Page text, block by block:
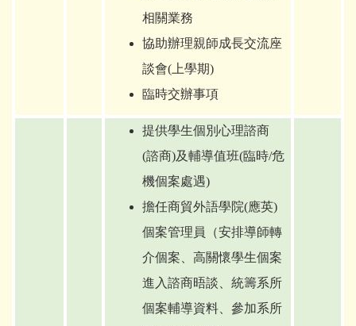
相關業務
協助辦理親師成長交流座
談會(上學期)
臨時交辦事項
提供學生個別心理諮商
(諮商)及輔導值班(臨時/危
機個案處遇)
擔任商貿外語學院(應英)
個案管理員（安排導師轉
介個案、高關懷學生個案
進入諮商晤談、統籌系所
個案輔導資料、參加系所